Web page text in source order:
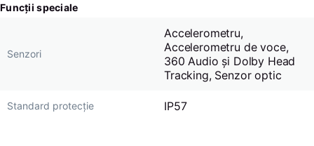
Funcții speciale
Senzori
Accelerometru,
Accelerometru de voce,
360 Audio și Dolby Head
Tracking, Senzor optic
Standard protecție IP57